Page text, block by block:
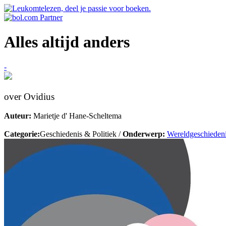
Alles altijd anders
-
over Ovidius
Auteur: Marietje d' Hane-Scheltema
Categorie:Geschiedenis & Politiek /Onderwerp: